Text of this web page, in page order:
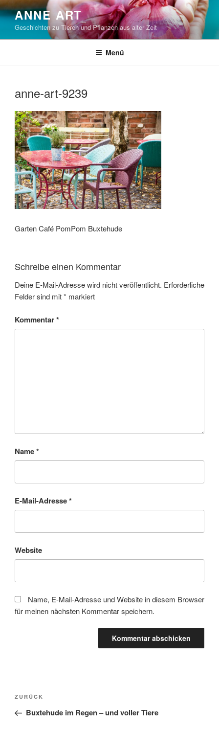
Zum
Inhalt
springen
ANNE ART
Geschichten zu Tieren und Pflanzen aus alter Zeit
Menü
anne-art-9239
Garten Café PomPom Buxtehude
Schreibe einen Kommentar
Deine E-Mail-Adresse wird nicht veröffentlicht. Erforderliche
Felder sind mit* markiert
Kommentar*
Name*
E-Mail-Adresse*
Website
Name, E-Mail-Adresse und Website in diesem Browser
für meinen nächsten Kommentar speichern.
Beitragsnavigation
Vorheriger
Beitrag
ZURÜCK
Buxtehude im Regen – und voller Tiere